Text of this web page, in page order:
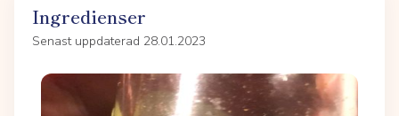
Ingredienser
Senast uppdaterad 28.01.2023